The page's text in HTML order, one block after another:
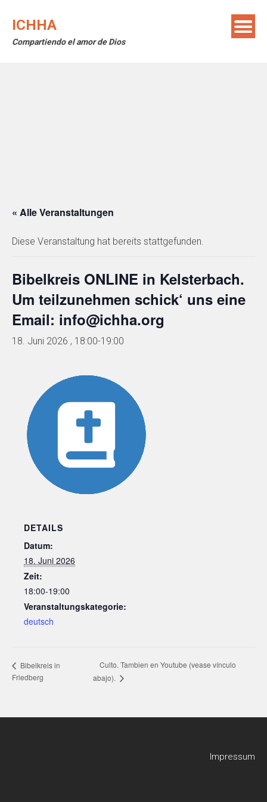
ICHHA
Compartiendo el amor de Dios
« Alle Veranstaltungen
Diese Veranstaltung hat bereits stattgefunden.
Bibelkreis ONLINE in Kelsterbach.
Um teilzunehmen schick‘ uns eine
Email: info@ichha.org
18. Juni 2026 , 18:00-19:00
DETAILS
Datum:
18. Juni 2026
Zeit:
18:00-19:00
Veranstaltungskategorie:
deutsch
Bibelkreis in
Friedberg
Culto. Tambien en Youtube (vease vínculo
abajo).
Impressum